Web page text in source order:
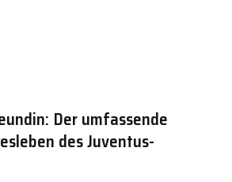
Der umfassende
des Juventus-